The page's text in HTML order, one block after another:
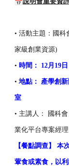
• 活動主題：國
家級創業資源)
• 時間： 12月19
• 地點： 產學創
室
• 主講人： 國科
業化平台專案經理
【餐點調查】 本
葷食或素食， 以